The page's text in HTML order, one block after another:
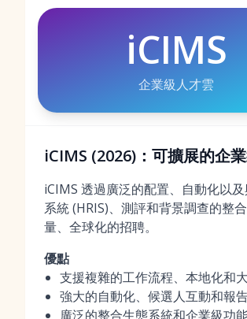
iCIMS
企業級人才雲
iCIMS (2026)：可擴展的企
iCIMS 透過廣泛的配置、自動化以
系統 (HRIS)、測評和背景調查的整
量、全球化的招聘。
優點
支援複雜的工作流程、本地化和
強大的自動化、候選人互動和報
廣泛的整合生態系統和企業級功